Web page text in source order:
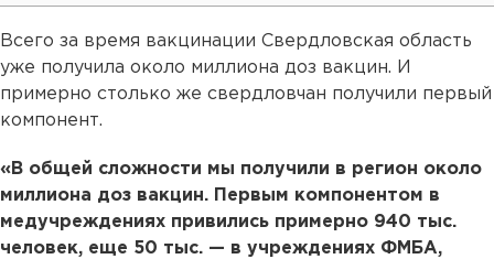
Всего за время вакцинации Свердловская область
уже получила около миллиона доз вакцин. И
примерно столько же свердловчан получили первый
компонент.
«В общей сложности мы получили в регион около
миллиона доз вакцин. Первым компонентом в
медучреждениях привились примерно 940 тыс.
человек, еще 50 тыс. — в учреждениях ФМБА,